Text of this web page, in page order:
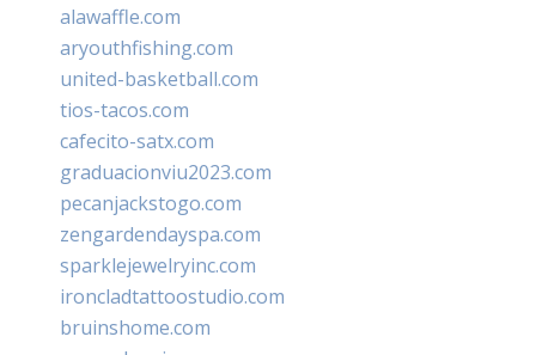
alawaffle.com
aryouthfishing.com
united-basketball.com
tios-tacos.com
cafecito-satx.com
graduacionviu2023.com
pecanjackstogo.com
zengardendayspa.com
sparklejewelryinc.com
ironcladtattoostudio.com
bruinshome.com